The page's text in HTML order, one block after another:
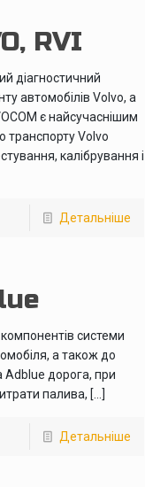
RVI
діагностичний
автомобілів Volvo, а
є найсучаснішим
транспорту Volvo
калібрування і
Детальніше
системи
а також до
Adblue дорога, при
палива, […]
Детальніше